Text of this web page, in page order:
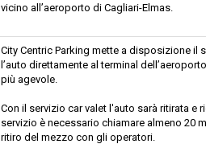
vicino all’aeroporto di Cagliari-Elmas.
City Centric Parking mette a disposizione il
l’auto direttamente al terminal
più agevole.
Con il servizio car valet l'auto sarà ritirata e
servizio è necessario chiamare almeno 20
ritiro del mezzo con gli operatori.